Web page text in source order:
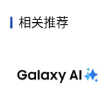
相关推荐